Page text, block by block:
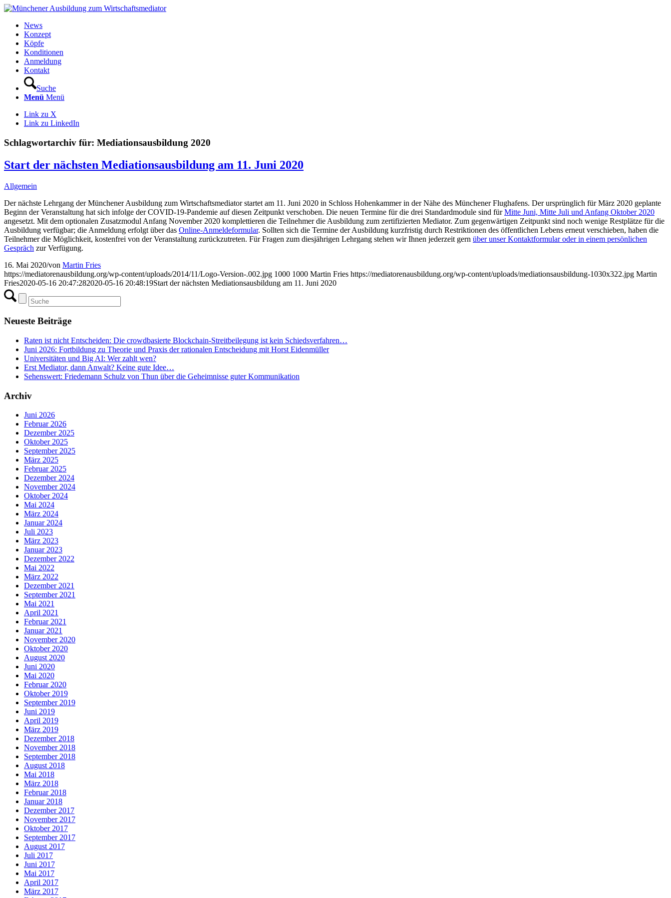
News
Konzept
Köpfe
Konditionen
Anmeldung
Kontakt
Suche
Menü Menü
Link zu X
Link zu LinkedIn
Schlagwortarchiv für: Mediationsausbildung 2020
Start der nächsten Mediationsausbildung am 11. Juni 2020
Allgemein
Der nächste Lehrgang der Münchener Ausbildung zum Wirtschaftsmediator startet am 11. Juni 2020 in Schloss Hohenkammer in der Nähe des Münchener Flughafens. Der ursprünglich für März 2020 geplante
Beginn der Veranstaltung hat sich infolge der COVID-19-Pandemie auf diesen Zeitpunkt verschoben. Die neuen Termine für die drei Standardmodule sind fürMitte Juni, Mitte Juli und Anfang Oktober 2020
angesetzt. Mit dem optionalen Zusatzmodul Anfang November 2020 komplettieren die Teilnehmer die Ausbildung zum zertifizierten Mediator. Zum gegenwärtigen Zeitpunkt sind noch wenige Restplätze für die
Ausbildung verfügbar; die Anmeldung erfolgt über das Online-Anmeldeformular. Sollten sich die Termine der Ausbildung kurzfristig durch Restriktionen des öffentlichen Lebens erneut verschieben, haben die
Teilnehmer die Möglichkeit, kostenfrei von der Veranstaltung zurückzutreten. Für Fragen zum diesjährigen Lehrgang stehen wir Ihnen jederzeit gern über unser Kontaktformular oder in einem persönlichen
Gespräch zur Verfügung.
16. Mai 2020/von Martin Fries
https://mediatorenausbildung.org/wp-content/uploads/2014/11/Logo-Version-.002.jpg 1000 1000 Martin Fries https://mediatorenausbildung.org/wp-content/uploads/mediationsausbildung-1030x322.jpg Martin
Fries2020-05-16 20:47:282020-05-16 20:48:19Start der nächsten Mediationsausbildung am 11. Juni 2020
Neueste Beiträge
Raten ist nicht Entscheiden: Die crowdbasierte Blockchain-Streitbeilegung ist kein Schiedsverfahren…
Juni 2026: Fortbildung zu Theorie und Praxis der rationalen Entscheidung mit Horst Eidenmüller
Universitäten und Big AI: Wer zahlt wen?
Erst Mediator, dann Anwalt? Keine gute Idee…
Sehenswert: Friedemann Schulz von Thun über die Geheimnisse guter Kommunikation
Archiv
Juni 2026
Februar 2026
Dezember 2025
Oktober 2025
September 2025
März 2025
Februar 2025
Dezember 2024
November 2024
Oktober 2024
Mai 2024
März 2024
Januar 2024
Juli 2023
März 2023
Januar 2023
Dezember 2022
Mai 2022
März 2022
Dezember 2021
September 2021
Mai 2021
April 2021
Februar 2021
Januar 2021
November 2020
Oktober 2020
August 2020
Juni 2020
Mai 2020
Februar 2020
Oktober 2019
September 2019
Juni 2019
April 2019
März 2019
Dezember 2018
November 2018
September 2018
August 2018
Mai 2018
März 2018
Februar 2018
Januar 2018
Dezember 2017
November 2017
Oktober 2017
September 2017
August 2017
Juli 2017
Juni 2017
Mai 2017
April 2017
März 2017